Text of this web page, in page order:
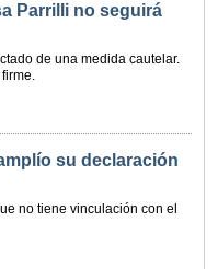
Parrilli no seguirá
de una medida cautelar.
su declaración
no tiene vinculación con el